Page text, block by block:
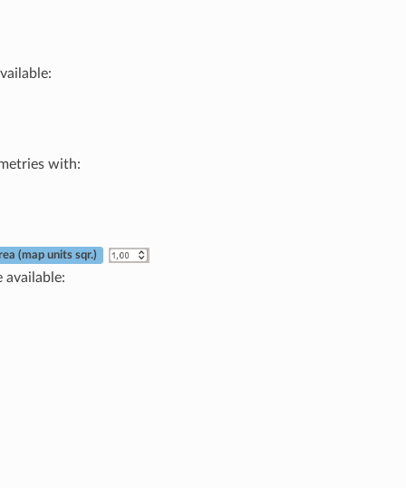
with:
(map units sqr.)
available: